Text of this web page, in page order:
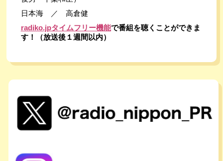
日本海　／　高倉健
radiko.jpタイムフリー機能で番組を聴くことができま
す！（放送後１週間以内）